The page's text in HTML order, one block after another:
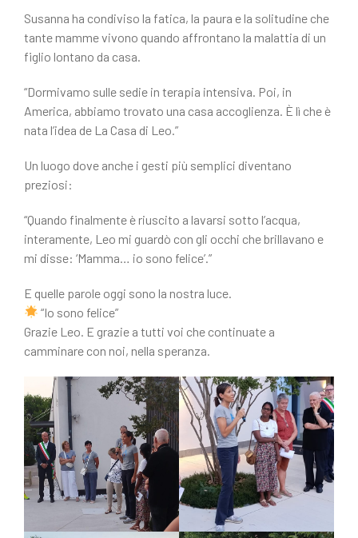
Susanna ha condiviso la fatica, la paura e la solitudine che
tante mamme vivono quando affrontano la malattia di un
figlio lontano da casa.
“Dormivamo sulle sedie in terapia intensiva. Poi, in
America, abbiamo trovato una casa accoglienza. È lì che è
nata l’idea de La Casa di Leo.”
Un luogo dove anche i gesti più semplici diventano
preziosi:
“Quando finalmente è riuscito a lavarsi sotto l’acqua,
interamente, Leo mi guardò con gli occhi che brillavano e
mi disse: ‘Mamma… io sono felice’.”
E quelle parole oggi sono la nostra luce.
“Io sono felice”
Grazie Leo. E grazie a tutti voi che continuate a
camminare con noi, nella speranza.